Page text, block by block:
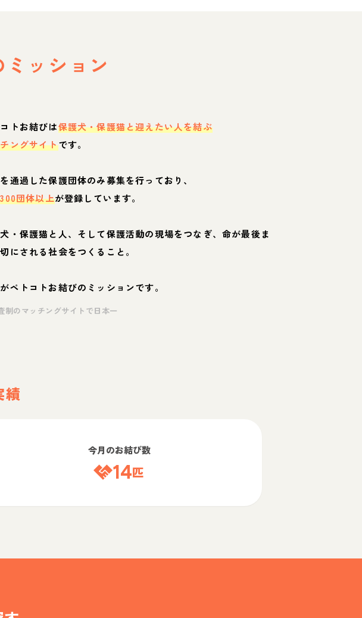
ミッション
トお結びは保護犬・保護猫と迎えたい人を結ぶ
ングサイトです。
通過した保護団体のみ募集を行っており、
団体以上が登録しています。
・保護猫と人、そして保護活動の現場をつなぎ、命が最後ま
にされる社会をつくること。
ペトコトお結びのミッションです。
制のマッチングサイトで日本一
績
今月のお結び数
14匹